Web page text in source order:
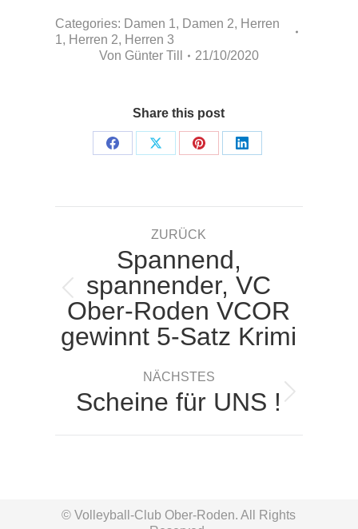
Categories: Damen 1, Damen 2, Herren
1, Herren 2, Herren 3
Von Günter Till 21/10/2020
Share this post
Share
Share
Share
Share
ZURÜCK
Vorheriger
Beitrag:
Spannend,
spannender, VC
Ober-Roden VCOR
gewinnt 5-Satz Krimi
NÄCHSTES
Nächster
Scheine für UNS !
© Volleyball-Club Ober-Roden. All Rights